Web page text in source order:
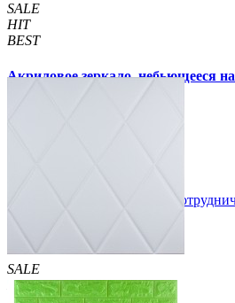
SALE
HIT
BEST
Акриловое зеркало, небьющееся
SALE
HIT